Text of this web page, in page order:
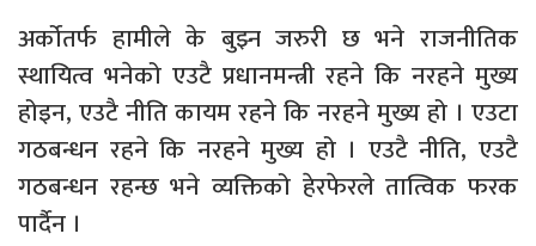
अर्कोतर्फ हामीले के बुझ्न जरुरी छ भने राजनीतिक
स्थायित्व भनेको एउटै प्रधानमन्त्री रहने कि नरहने मुख्य
होइन, एउटै नीति कायम रहने कि नरहने मुख्य हो । एउटा
गठबन्धन रहने कि नरहने मुख्य हो । एउटै नीति, एउटै
गठबन्धन रहन्छ भने व्यक्तिको हेरफेरले तात्विक फरक
पार्दैन ।